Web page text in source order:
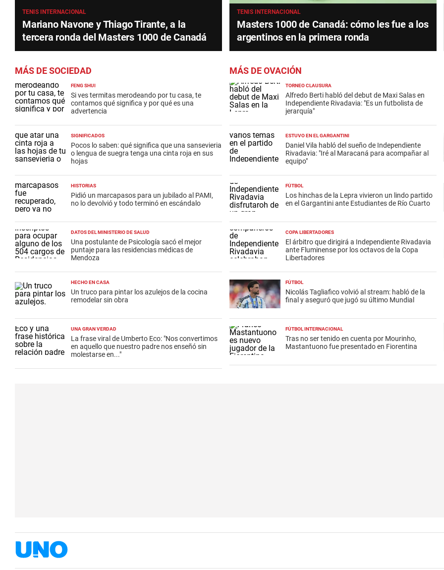
TENIS INTERNACIONAL
Mariano Navone y Thiago Tirante, a la
tercera ronda del Masters 1000 de Canadá
TENIS INTERNACIONAL
Masters 1000 de Canadá: cómo les fue a los
argentinos en la primera ronda
MÁS DE SOCIEDAD
FENG SHUI
Si ves termitas merodeando por tu casa, te
contamos qué significa y por qué es una
advertencia
SIGNIFICADOS
Pocos lo saben: qué significa que una sansevieria
o lengua de suegra tenga una cinta roja en sus
hojas
HISTORIAS
Pidió un marcapasos para un jubilado al PAMI,
no lo devolvió y todo terminó en escándalo
DATOS DEL MINISTERIO DE SALUD
Una postulante de Psicología sacó el mejor
puntaje para las residencias médicas de
Mendoza
HECHO EN CASA
Un truco para pintar los azulejos de la cocina
remodelar sin obra
UNA GRAN VERDAD
La frase viral de Umberto Eco: "Nos convertimos
en aquello que nuestro padre nos enseñó sin
molestarse en..."
MÁS DE OVACIÓN
TORNEO CLAUSURA
Alfredo Berti habló del debut de Maxi Salas en
Independiente Rivadavia: "Es un futbolista de
jerarquía"
ESTUVO EN EL GARGANTINI
Daniel Vila habló del sueño de Independiente
Rivadavia: "Iré al Maracaná para acompañar al
equipo"
FÚTBOL
Los hinchas de la Lepra vivieron un lindo partido
en el Gargantini ante Estudiantes de Río Cuarto
COPA LIBERTADORES
El árbitro que dirigirá a Independiente Rivadavia
ante Fluminense por los octavos de la Copa
Libertadores
FÚTBOL
Nicolás Tagliafico volvió al stream: habló de la
final y aseguró que jugó su último Mundial
FÚTBOL INTERNACIONAL
Tras no ser tenido en cuenta por Mourinho,
Mastantuono fue presentado en Fiorentina